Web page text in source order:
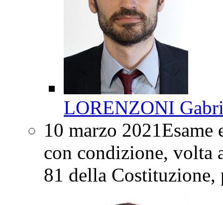
LORENZONI
10 marzo 2021Esame
con condizione, volta
81 della Costituzione,